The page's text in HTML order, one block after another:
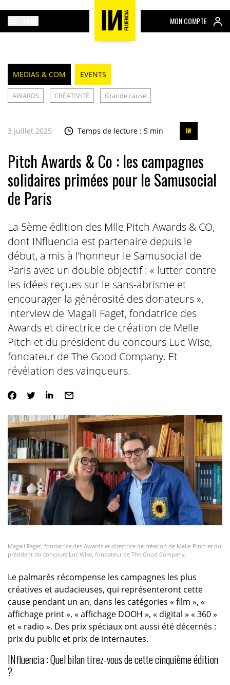
MON COMPTE
MEDIAS & COM EVENTS
AWARDS CRÉATIVITÉ Grande cause
3 juillet 2025 Temps de lecture : 5 min
Pitch Awards & Co : les campagnes
solidaires primées pour le Samusocial
de Paris
La 5ème édition des Mlle Pitch Awards & CO,
dont INfluencia est partenaire depuis le
début, a mis à l’honneur le Samusocial de
Paris avec un double objectif : « lutter contre
les idées reçues sur le sans-abrisme et
encourager la générosité des donateurs ».
Interview de Magali Faget, fondatrice des
Awards et directrice de création de Melle
Pitch et du président du concours Luc Wise,
fondateur de The Good Company. Et
révélation des vainqueurs.
Magali Faget, fondatrice des Awards et directrice de création de Melle Pitch et du
président du concours Luc Wise, fondateur de The Good Company.
Le palmarès récompense les campagnes les plus
créatives et audacieuses, qui représenteront cette
cause pendant un an, dans les catégories « film », «
affichage print », « affichage DOOH », « digital » « 360 »
et « radio ». Des prix spéciaux ont aussi été décernés :
prix du public et prix de internautes.
INfluencia : Quel bilan tirez-vous de cette cinquième édition
?